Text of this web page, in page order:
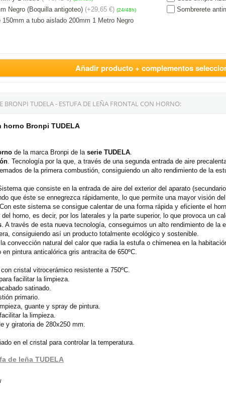
Negro (Boquilla antigoteo) (+29,65 €) (24/48h)
a tubo aislado 200mm 1 Metro Negro
Sombrerete
Añadir producto + complementos
BRONPI TUDELA - ESTUFA DE LEÑA FRONTAL CON HORNO:
Bronpi TUDELA
de la marca Bronpi de la serie TUDELA
. Tecnología por la que, a través de una segunda entrada de aire
de la primera combustión, consiguiendo un alto rendimiento de la
que consiste en la entrada de aire del exterior del aparato
que éste se ennegrezca rápidamente, lo que permite una mayor visión del
Con este sistema se consigue calentar de una forma rápida y eficiente el
horno, es decir, por los laterales y la parte superior, lo que provoca un
. A través de esta nueva tecnología, conseguimos un alto rendimiento de
consiguiendo así un producto totalmente ecológico y sostenible.
la convección natural del calor que radia la estufa o chimenea en la
pintura anticalórica gris antracita de 650ºC.
cristal vitrocerámico resistente a 750ºC.
facilitar la limpieza.
satinado.
primario.
guante y spray de pintura.
la limpieza.
y giratoria de 280x250 mm.
en el cristal para controlar la temperatura.
de leña TUDELA